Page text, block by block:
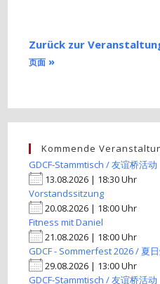
Zurück zur
页面 »
Kommende
GDCF-Stammtisch / 友谊桥活动
13.08.2026 | 18:30 Uhr
Vorstandssitzung
20.08.2026 | 18:00 Uhr
Fitness mit Daniel
21.08.2026 | 18:00 Uhr
GDCF - Sommerfest 2026 / 夏
29.08.2026 | 13:00 Uhr
GDCF-Stammtisch / 友谊桥活动